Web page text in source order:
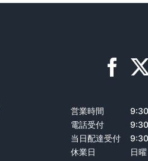
営業時間
電話受付
当日配達受付
休業日
日